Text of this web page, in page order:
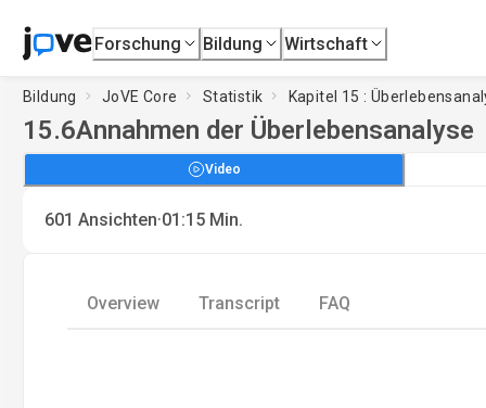
Forschung Bildung Wirtschaft
Bildung JoVE Core Statistik Kapitel 15 :
15.6Annahmen der Überlebensanalyse
Video
601 Ansichten·01:15 Min.
Overview Transcript FAQ